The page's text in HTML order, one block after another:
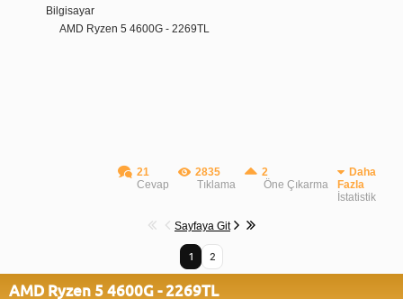
Bilgisayar
AMD Ryzen 5 4600G - 2269TL
21
Cevap
2835
Tıklama
2
Öne Çıkarma
Daha
Fazla
İstatistik
Sayfaya Git
1 2
AMD Ryzen 5 4600G - 2269TL